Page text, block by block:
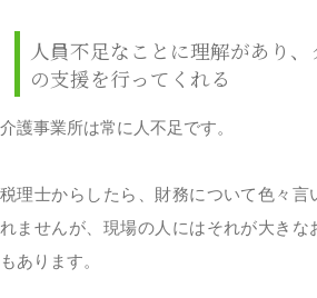
人員不足なことに理解があり
の支援を行ってくれる
介護事業所は常に人不足です。
税理士からしたら、財務について色々言
れませんが、現場の人にはそれが大きな
もあります。